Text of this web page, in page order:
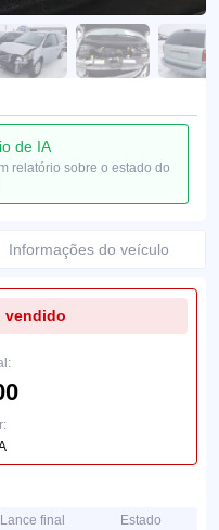
de IA
relatório sobre o estado do
Informações do veículo
vendido
Lance final Estado